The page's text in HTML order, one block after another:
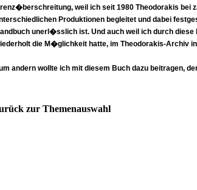
weil ich seit 1980 Theodorakis bei
Produktionen begleitet und dabei
unerl�sslich ist. Und auch weil ich durch
die M�glichkeit hatte, im Theodorakis-Archiv
andern wollte ich mit diesem Buch dazu beitragen,
absolut den Standpunkt, dass �Theodorakis�
zur Themenauswahl